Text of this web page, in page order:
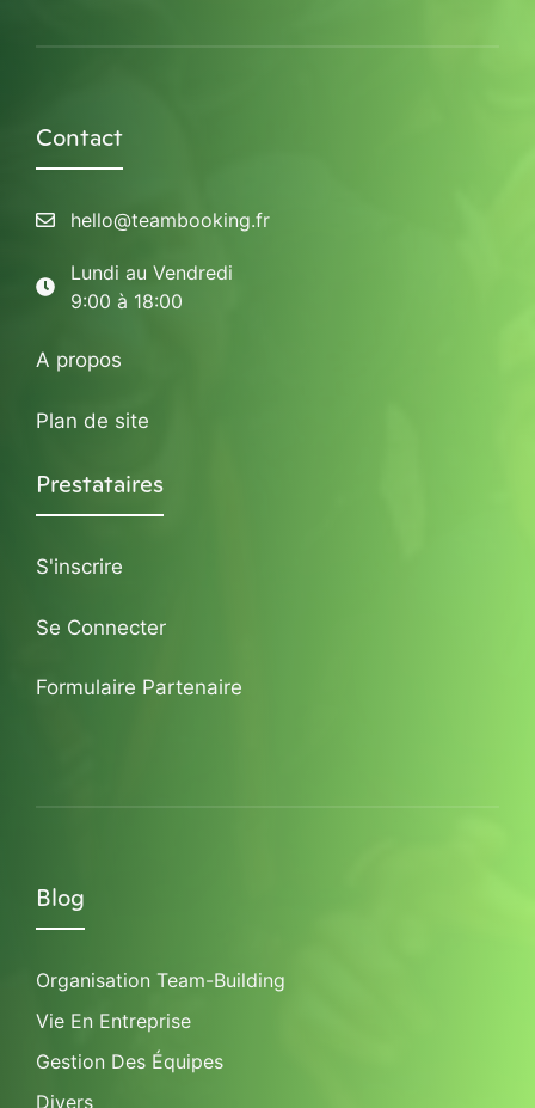
Contact
hello@teambooking.fr
Lundi au Vendredi
9:00 à 18:00
A propos
Plan de site
Prestataires
S'inscrire
Se Connecter
Formulaire Partenaire
Blog
Organisation Team-Building
Vie En Entreprise
Gestion Des Équipes
Divers